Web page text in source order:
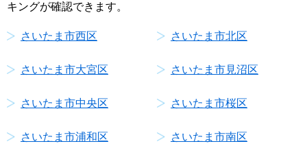
キングが確認できます。
さいたま市西区 さいたま市北区
さいたま市大宮区 さいたま市見沼区
さいたま市中央区 さいたま市桜区
さいたま市浦和区 さいたま市南区